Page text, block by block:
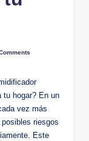
tu hogar? En un
vez más
riesgos⁣
Este